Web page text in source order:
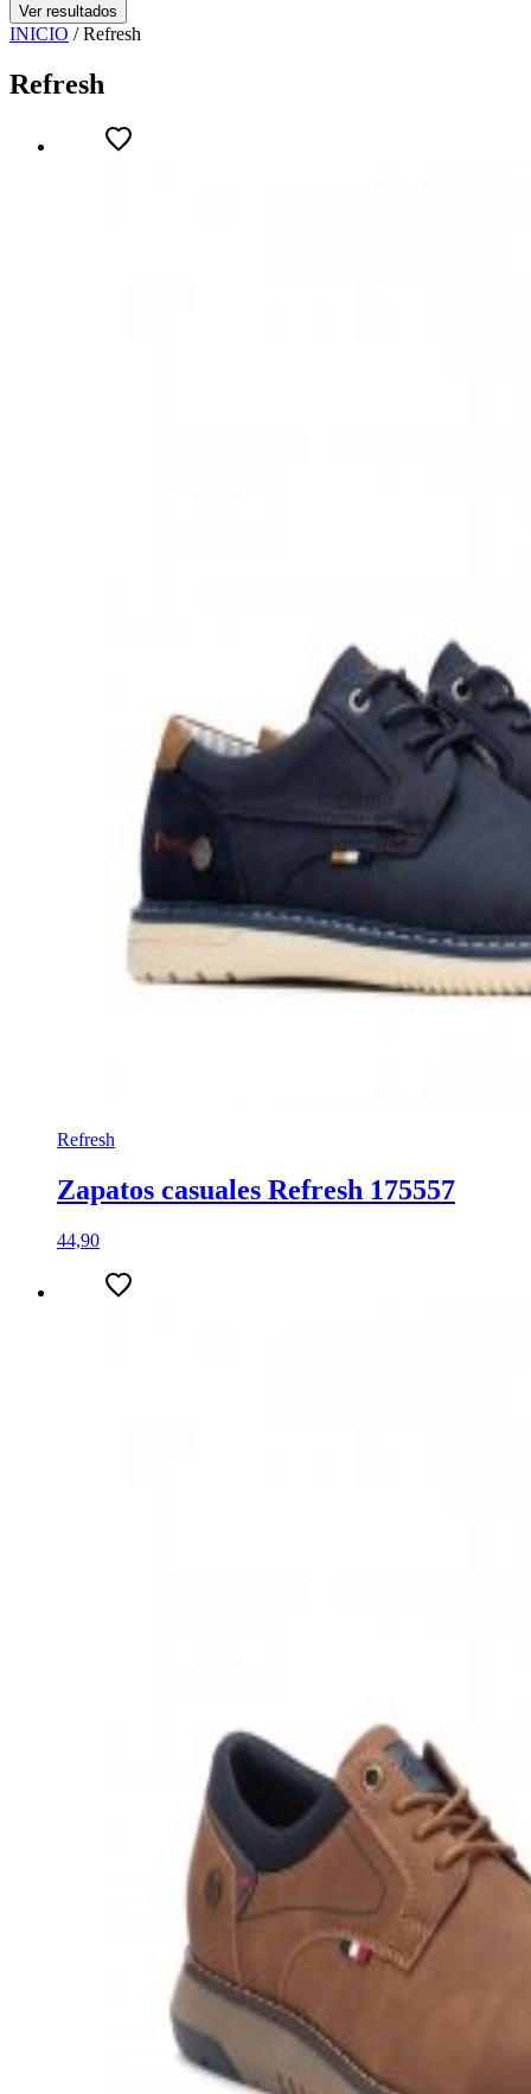
Ver resultados
INICIO /Refresh
Refresh
Refresh
Zapatos casuales Refresh 175557
44,90